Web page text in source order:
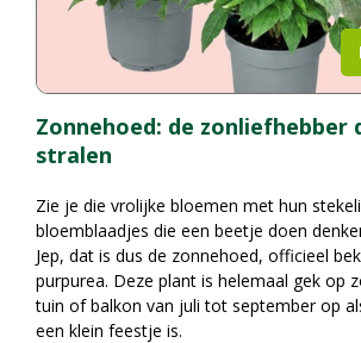
Zonnehoed: de zonliefhebber
stralen
Zie je die vrolijke bloemen met hun
bloemblaadjes die een beetje doen
Jep, dat is dus de zonnehoed, officieel
purpurea. Deze plant is helemaal gek op
tuin of balkon van juli tot september op
een klein feestje is.